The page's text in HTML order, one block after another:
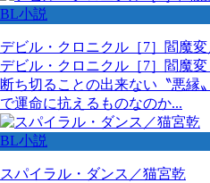
BL小説
デビル・クロニクル［7］閻魔
デビル・クロニクル［7］閻魔変
断ち切ることの出来ない〝悪縁
で運命に抗えるものなのか...
BL小説
スパイラル・ダンス／猫宮乾